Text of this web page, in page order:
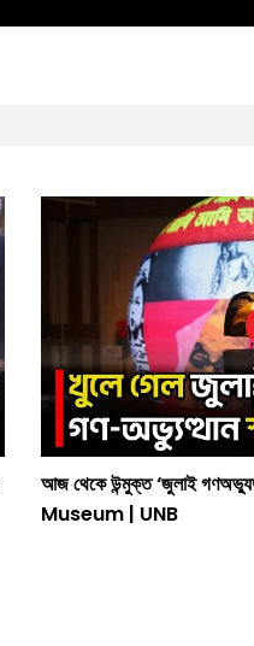
আজ থেকে উন্মুক্ত ‘জুলাই
Museum | UNB